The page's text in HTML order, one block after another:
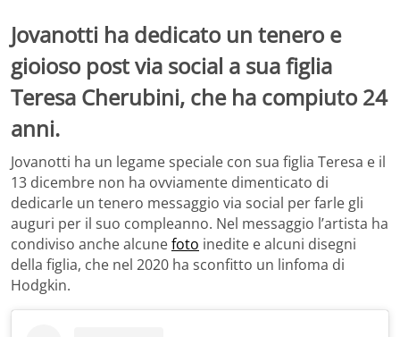
Jovanotti ha dedicato un tenero e
gioioso post via social a sua figlia
Teresa Cherubini, che ha compiuto 24
anni.
Jovanotti ha un legame speciale con sua figlia Teresa e il
13 dicembre non ha ovviamente dimenticato di
dedicarle un tenero messaggio via social per farle gli
auguri per il suo compleanno. Nel messaggio l’artista ha
condiviso anche alcunefoto inedite e alcuni disegni
della figlia, che nel 2020 ha sconfitto un linfoma di
Hodgkin.